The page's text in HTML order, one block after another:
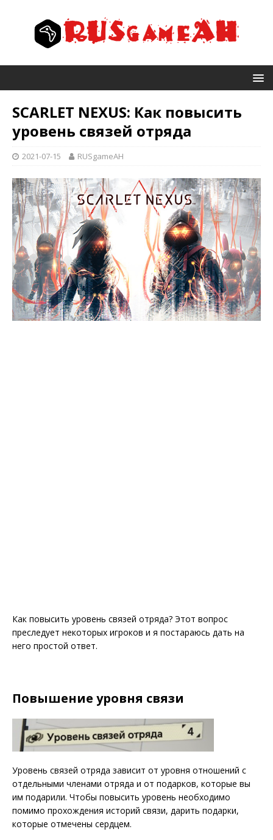
SCARLET NEXUS: Как повысить
уровень связей отряда
2021-07-15 RUSgameAH
Как повысить уровень связей отряда? Этот вопрос
преследует некоторых игроков и я постараюсь дать на
него простой ответ.
Повышение уровня связи
Уровень связей отряда зависит от уровня отношений с
отдельными членами отряда и от подарков, которые вы
им подарили. Чтобы повысить уровень необходимо
помимо прохождения историй связи, дарить подарки,
которые отмечены сердцем.